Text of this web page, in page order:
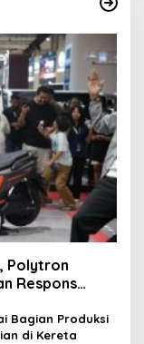
Polytron
Respons
Bagian Produksi
di Kereta